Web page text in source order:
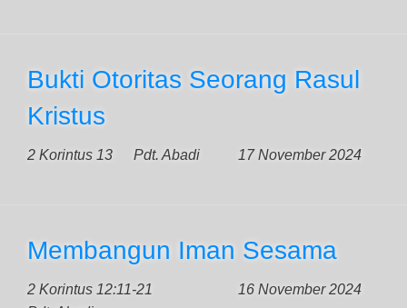
Bukti Otoritas Seorang Rasul
Kristus
2 Korintus 13 17 November 2024
Pdt. Abadi
Membangun Iman Sesama
2 Korintus 12:11-21
16 November 2024